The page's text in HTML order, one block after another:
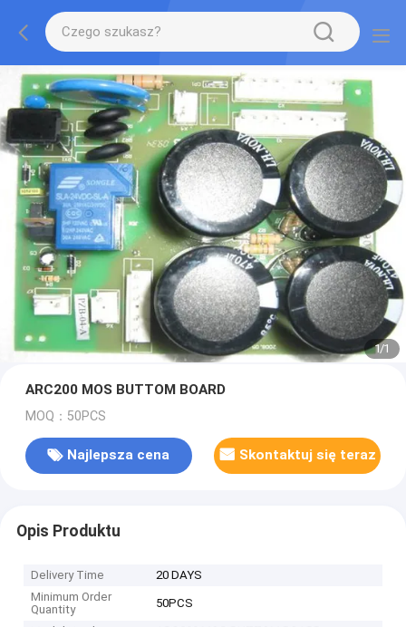
1/1
ARC200 MOS BUTTOM BOARD
MOQ：50PCS
Najlepsza cena Skontaktuj się teraz
Opis Produktu
Delivery Time
20 DAYS
Minimum Order
Quantity
50PCS